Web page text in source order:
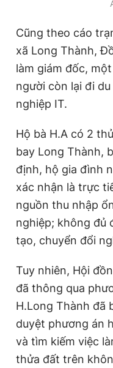
Cũng theo cáo
xã Long Thành,
làm giám đốc,
người còn lại đi
nghiệp IT.
Hộ bà H.A có 2
bay Long Thành,
định, hộ gia đình
xác nhận là trực
nguồn thu nhập
nghiệp; không đủ
tạo, chuyển đổi
Tuy nhiên, Hội
đã thông qua
H.Long Thành đã
duyệt phương án
và tìm kiếm việc
thửa đất trên